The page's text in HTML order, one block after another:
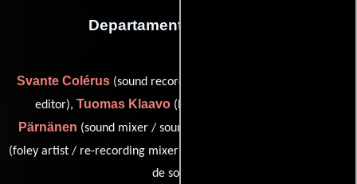
Departamento de sonido
Svante Colérus(sound recordist / sound / supervising sound
editor), Tuomas Klaavo(Efectos de sala (Foley)),
Pärnänen (sound mixer / sound recordist),
(foley artist / re-recording mixer) y
de sonido)